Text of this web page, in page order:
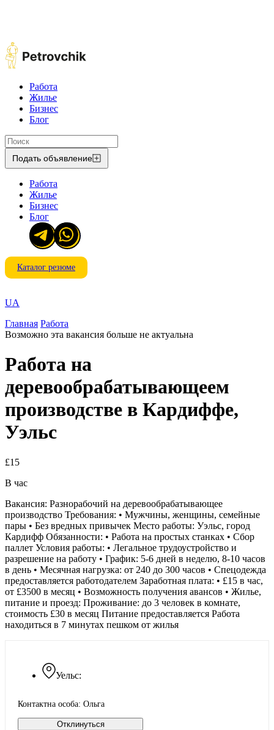
Работа
Жилье
Бизнес
Блог
Подать объявление
Работа
Жилье
Бизнес
Блог
Каталог резюме
UA
Главная Работа
Возможно эта вакансия больше не актуальна
Работа на
деревообрабатывающеем
производстве в Кардиффе,
Уэльс
£15
В час
Уельс:
Контактна особа: Ольга
Отклинуться
Вакансия: Разнорабочий на деревообрабатывающее
производство Требования: • Мужчины, женщины, семейные
пары • Без вредных привычек Место работы: Уэльс, город
Кардифф Обязанности: • Работа на простых станках • Сбор
паллет Условия работы: • Легальное трудоустройство и
разрешение на работу • График: 5-6 дней в неделю, 8-10 часов
в день • Месячная нагрузка: от 240 до 300 часов • Спецодежда
предоставляется работодателем Заработная плата: • £15 в час,
от £3500 в месяц • Возможность получения авансов • Жилье,
питание и проезд: Проживание: до 3 человек в комнате,
стоимость £30 в месяц Питание предоставляется Работа
находиться в 7 минутах пешком от жилья